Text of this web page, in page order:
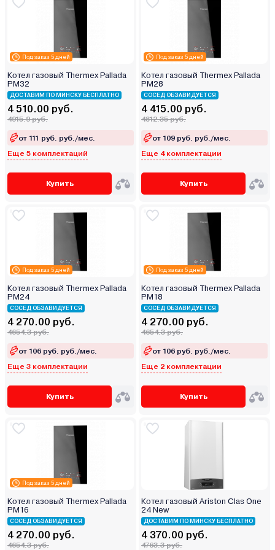
Под заказ 5 дней
Котел газовый Thermex Pallada
PM32
ДОСТАВИМ ПО МИНСКУ БЕСПЛАТНО
4 510.00 руб.
4915.9 руб.
от 111 руб. руб./мес.
Еще 5 комплектаций
Купить
Под заказ 5 дней
Котел газовый Thermex Pallada
PM28
СОСЕД ОБЗАВИДУЕТСЯ
4 415.00 руб.
4812.35 руб.
от 109 руб. руб./мес.
Еще 4 комплектации
Купить
Под заказ 5 дней
Котел газовый Thermex Pallada
PM24
СОСЕД ОБЗАВИДУЕТСЯ
4 270.00 руб.
4654.3 руб.
от 106 руб. руб./мес.
Еще 3 комплектации
Купить
Под заказ 5 дней
Котел газовый Thermex Pallada
PM18
СОСЕД ОБЗАВИДУЕТСЯ
4 270.00 руб.
4654.3 руб.
от 106 руб. руб./мес.
Еще 2 комплектации
Купить
Под заказ 5 дней
Котел газовый Thermex Pallada
PM16
СОСЕД ОБЗАВИДУЕТСЯ
4 270.00 руб.
4654.3 руб.
Котел газовый Ariston Clas One
24 New
ДОСТАВИМ ПО МИНСКУ БЕСПЛАТНО
4 370.00 руб.
4763.3 руб.